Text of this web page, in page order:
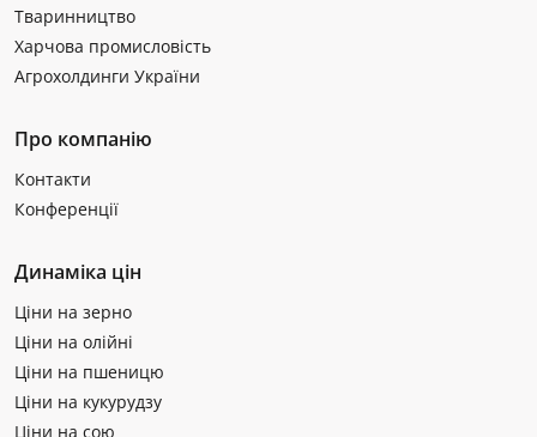
Тваринництво
Харчова промисловість
Агрохолдинги України
Про компанію
Контакти
Конференції
Динаміка цін
Ціни на зерно
Ціни на олійні
Ціни на пшеницю
Ціни на кукурудзу
Ціни на сою